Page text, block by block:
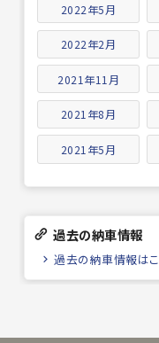
2022年5月
2022年2月
2021年11月
2021年8月
2021年5月
過去の納車情報
過去の納車情報はこ